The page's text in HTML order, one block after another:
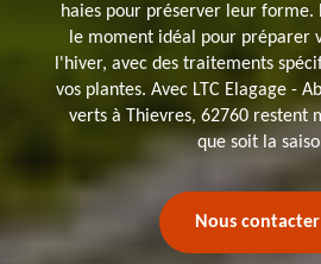
haies pour préserver leur forme.
le moment idéal pour préparer
l'hiver, avec des traitements
vos plantes. Avec LTC Elagage -
verts à Thievres, 62760 restent
que soit la
Nous contacter